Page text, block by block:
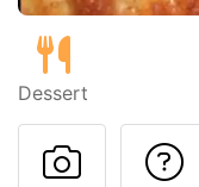
Dessert